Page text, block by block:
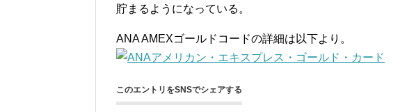
貯まるようになっている。
ANA AMEXゴールドコードの詳細は以下より。
このエントリをSNSでシェアする